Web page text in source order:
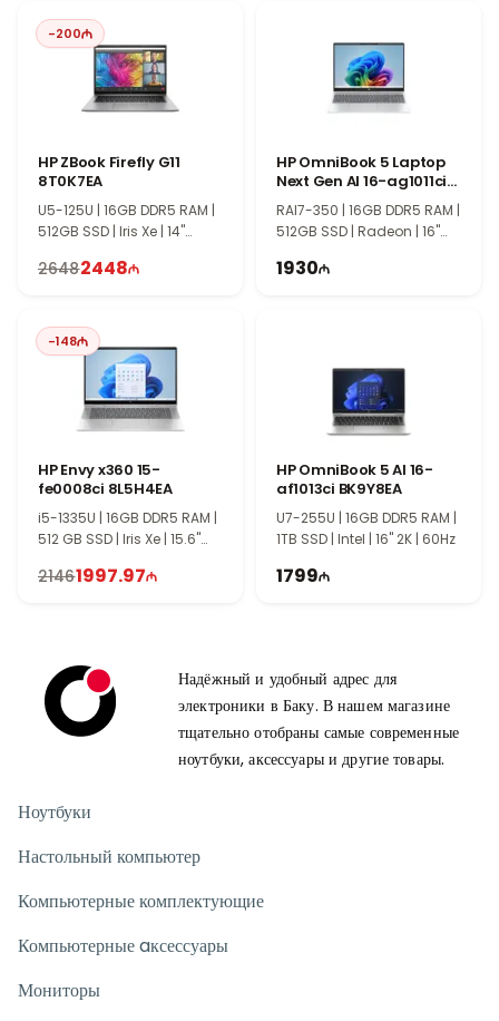
Графика Intel Iris Xe обеспечивает стабильную работу в
повседневных мультимедийных и офисных задачах. Серия HP
ENVY отличается тонким корпусом, премиальными
материалами и высоким качеством дисплея, что делает эту
пользователей.
-200
HP ZBook Firefly G11
8T0K7EA
U5-125U | 16GB DDR5 RAM |
512GB SSD | Iris Xe | 14"
Win11
26482448
HP OmniBook 5 Laptop
Next Gen AI 16-ag1011ci
C0EE9EA
RAI7-350 | 16GB DDR5 RAM |
512GB SSD | Radeon | 16"
1930
-148
HP Envy x360 15-
fe0008ci 8L5H4EA
i5-1335U | 16GB DDR5 RAM |
512 GB SSD | Iris Xe | 15.6"
21461997.97
HP OmniBook 5 AI 16-
af1013ci BK9Y8EA
U7-255U | 16GB DDR5 RAM |
1TB SSD | Intel | 16" 2K | 60Hz
1799
Надёжный и удобный адрес для
электроники в Баку. В нашем магазине
тщательно отобраны самые современные
ноутбуки, аксессуары и другие товары.
Ноутбуки
Настольный компьютер
Компьютерные комплектующие
Компьютерные aксессуары
Мониторы